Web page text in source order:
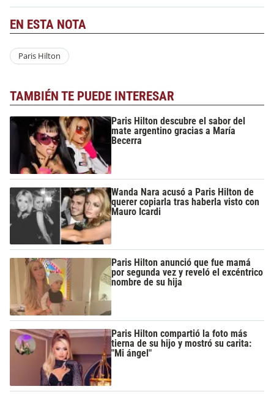
EN ESTA NOTA
Paris Hilton
TAMBIÉN TE PUEDE INTERESAR
Paris Hilton descubre el sabor del
mate argentino gracias a María
Becerra
Wanda Nara acusó a Paris Hilton de
querer copiarla tras haberla visto con
Mauro Icardi
Paris Hilton anunció que fue mamá
por segunda vez y reveló el excéntrico
nombre de su hija
Paris Hilton compartió la foto más
tierna de su hijo y mostró su carita:
"Mi ángel"